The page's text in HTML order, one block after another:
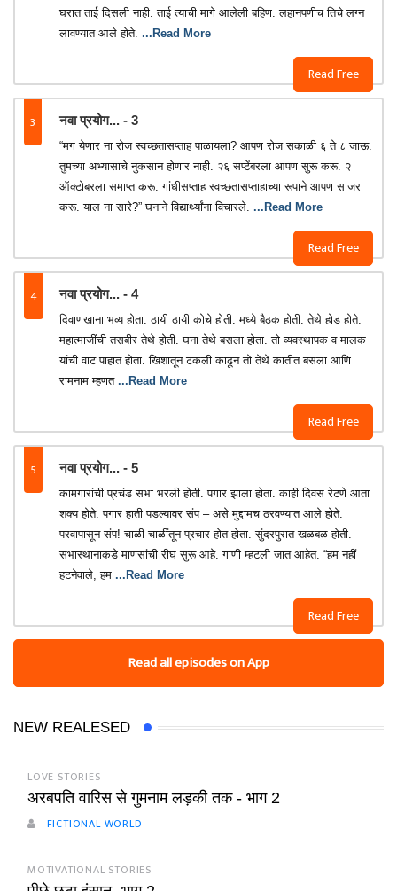
Read Free
घरात ताई दिसली नाही. ताई त्याची मागे आलेली बहिण. लहानपणीच तिचे लग्न
लावण्यात आले होते. ...Read More
3 नवा प्रयोग... - 3
Read Free
“मग येणार ना रोज स्वच्छतासप्ताह पाळायला? आपण रोज सकाळी ६ ते ८ जाऊ.
तुमच्या अभ्यासाचे नुकसान होणार नाही. २६ सप्टेंबरला आपण सुरू करू. २
ऑक्टोबरला समाप्त करू. गांधीसप्ताह स्वच्छतासप्ताहाच्या रूपाने आपण साजरा
करू. याल ना सारे?” घनाने विद्यार्थ्यांना विचारले. ...Read More
4 नवा प्रयोग... - 4
Read Free
दिवाणखाना भव्य होता. ठायी ठायी कोचे होती. मध्ये बैठक होती. तेथे होड होते.
महात्माजींची तसबीर तेथे होती. घना तेथे बसला होता. तो व्यवस्थापक व मालक
यांची वाट पाहात होता. खिशातून टकली काढून तो तेथे कातीत बसला आणि
रामनाम म्हणत ...Read More
5 नवा प्रयोग... - 5
Read Free
कामगारांची प्रचंड सभा भरली होती. पगार झाला होता. काही दिवस रेटणे आता
शक्य होते. पगार हाती पडल्यावर संप – असे मुद्दामच ठरवण्यात आले होते.
परवापासून संप! चाळी-चाळींतून प्रचार होत होता. सुंदरपुरात खळबळ होती.
सभास्थानाकडे माणसांची रीघ सुरू आहे. गाणी म्हटली जात आहेत. “हम नहीं
हटनेवाले, हम ...Read More
Read all episodes on App
NEW REALESED
LOVE STORIES
अरबपति वारिस से गुमनाम लड़की तक - भाग 2
FICTIONAL WORLD
MOTIVATIONAL STORIES